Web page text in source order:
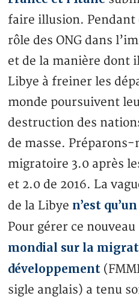
faire illusion. Pendant
rôle des ONG dans
et de la manière dont
Libye à freiner les
monde poursuivent
destruction des
de masse.
migratoire 3.0 après
et 2.0 de 2016. La
de la Libye n’est
Pour gérer ce
mondial sur la
développement
sigle anglais) a tenu